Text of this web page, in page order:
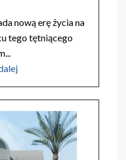
nową erę życia na
tego tętniącego